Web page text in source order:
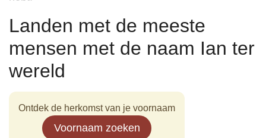
Landen met de meeste
mensen met de naam Ian ter
wereld
Ontdek de herkomst van je voornaam
Voornaam zoeken